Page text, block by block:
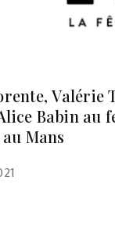
Valérie
Babin au
Mans